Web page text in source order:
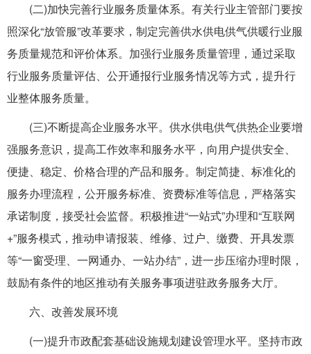
(二)加快完善行业服务质量体系。有关行业主管部门要按
照深化“放管服”改革要求，制定完善供水供电供气供暖行业服
务质量规范和评价体系。加强行业服务质量管理，通过采取
行业服务质量评估、公开通报行业服务情况等方式，提升行
业整体服务质量。
(三)不断提高企业服务水平。供水供电供气供热企业要增
强服务意识，提高工作效率和服务水平，向用户提供安全、
便捷、稳定、价格合理的产品和服务。制定简捷、标准化的
服务办理流程，公开服务标准、资费标准等信息，严格落实
承诺制度，接受社会监督。积极推进“一站式”办理和“互联网
+”服务模式，推动申请报装、维修、过户、缴费、开具发票
等“一窗受理、一网通办、一站办结”，进一步压缩办理时限，
鼓励有条件的地区推动有关服务事项进驻政务服务大厅。
六、改善发展环境
(一)提升市政配套基础设施规划建设管理水平。坚持市政